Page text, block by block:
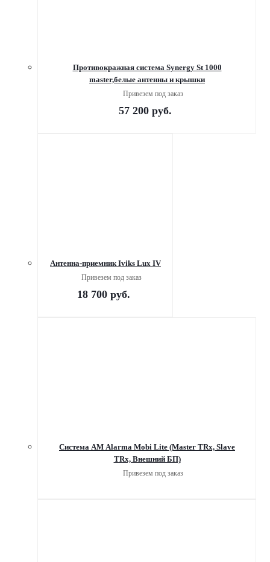
Противокражная система Synergy St 1000
master,белые антенны и крышки
Привезем под заказ
57 200руб.
Антенна-приемник Iviks Lux IV
Привезем под заказ
18 700руб.
Система АМ Alarma Mobi Lite (Master TRx, Slave
TRx, Внешний БП)
Привезем под заказ